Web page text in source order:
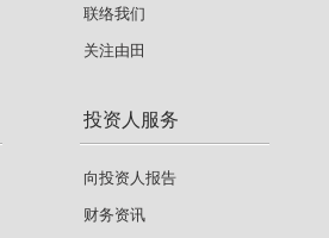
联络我们
关注由田
投资人服务
向投资人报告
财务资讯